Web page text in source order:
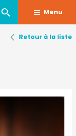
Menu
Retour à la liste